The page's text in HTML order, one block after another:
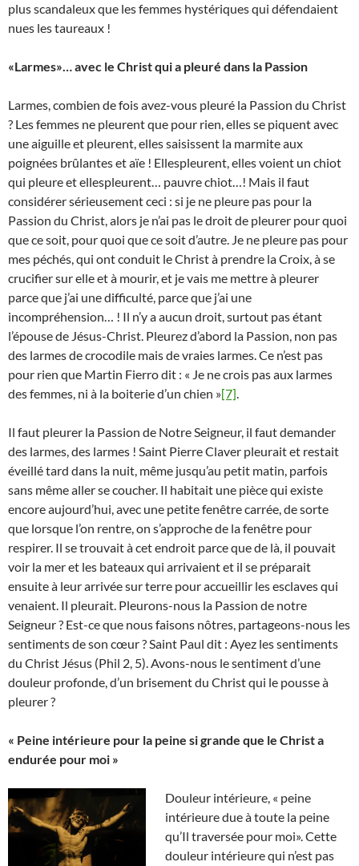
plus scandaleux que les femmes hystériques qui défendaient
nues les taureaux !
«Larmes»… avec le Christ qui a pleuré dans la Passion
Larmes, combien de fois avez-vous pleuré la Passion du Christ
? Les femmes ne pleurent que pour rien, elles se piquent avec
une aiguille et pleurent, elles saisissent la marmite aux
poignées brûlantes et aïe ! Ellespleurent, elles voient un chiot
qui pleure et ellespleurent… pauvre chiot…! Mais il faut
considérer sérieusement ceci : si je ne pleure pas pour la
Passion du Christ, alors je n’ai pas le droit de pleurer pour quoi
que ce soit, pour quoi que ce soit d’autre. Je ne pleure pas pour
mes péchés, qui ont conduit le Christ à prendre la Croix, à se
crucifier sur elle et à mourir, et je vais me mettre à pleurer
parce que j’ai une difficulté, parce que j’ai une
incompréhension… ! Il n’y a aucun droit, surtout pas étant
l’épouse de Jésus-Christ. Pleurez d’abord la Passion, non pas
des larmes de crocodile mais de vraies larmes. Ce n’est pas
pour rien que Martin Fierro dit : « Je ne crois pas aux larmes
des femmes, ni à la boiterie d’un chien »[7].
Il faut pleurer la Passion de Notre Seigneur, il faut demander
des larmes, des larmes ! Saint Pierre Claver pleurait et restait
éveillé tard dans la nuit, même jusqu’au petit matin, parfois
sans même aller se coucher. Il habitait une pièce qui existe
encore aujourd’hui, avec une petite fenêtre carrée, de sorte
que lorsque l’on rentre, on s’approche de la fenêtre pour
respirer. Il se trouvait à cet endroit parce que de là, il pouvait
voir la mer et les bateaux qui arrivaient et il se préparait
ensuite à leur arrivée sur terre pour accueillir les esclaves qui
venaient. Il pleurait. Pleurons-nous la Passion de notre
Seigneur ? Est-ce que nous faisons nôtres, partageons-nous les
sentiments de son cœur ? Saint Paul dit : Ayez les sentiments
du Christ Jésus (Phil 2, 5). Avons-nous le sentiment d’une
douleur profonde, d’un brisement du Christ qui le pousse à
pleurer ?
« Peine intérieure pour la peine si grande que le Christ a
endurée pour moi »
Douleur intérieure, « peine
intérieure due à toute la peine
qu’Il traversée pour moi». Cette
douleur intérieure qui n’est pas